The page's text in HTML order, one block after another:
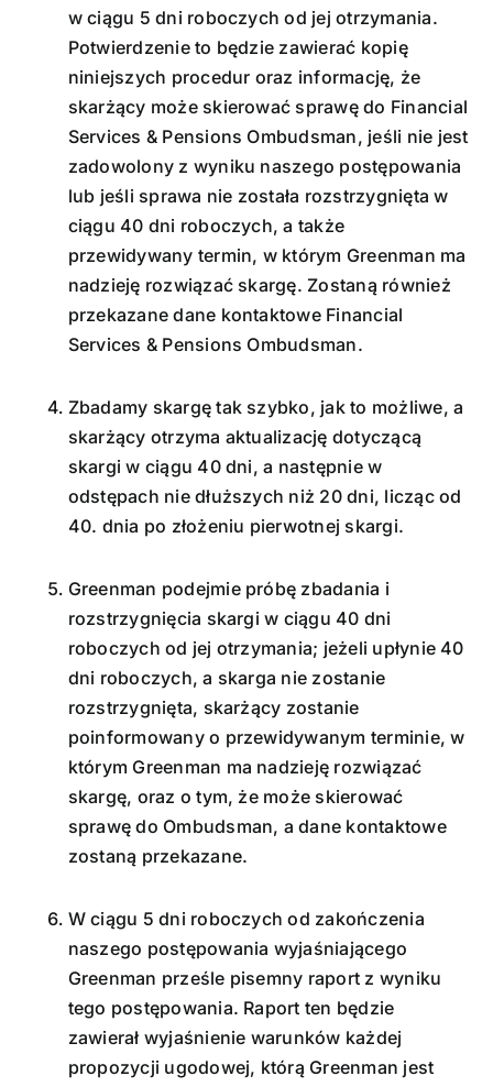
w ciągu 5 dni roboczych od jej otrzymania.
Potwierdzenie to będzie zawierać kopię
niniejszych procedur oraz informację, że
skarżący może skierować sprawę do Financial
Services & Pensions Ombudsman, jeśli nie jest
zadowolony z wyniku naszego postępowania
lub jeśli sprawa nie została rozstrzygnięta w
ciągu 40 dni roboczych, a także
przewidywany termin, w którym Greenman ma
nadzieję rozwiązać skargę. Zostaną również
przekazane dane kontaktowe Financial
Services & Pensions Ombudsman.
Zbadamy skargę tak szybko, jak to możliwe, a
skarżący otrzyma aktualizację dotyczącą
skargi w ciągu 40 dni, a następnie w
odstępach nie dłuższych niż 20 dni, licząc od
40. dnia po złożeniu pierwotnej skargi.
Greenman podejmie próbę zbadania i
rozstrzygnięcia skargi w ciągu 40 dni
roboczych od jej otrzymania; jeżeli upłynie 40
dni roboczych, a skarga nie zostanie
rozstrzygnięta, skarżący zostanie
poinformowany o przewidywanym terminie, w
którym Greenman ma nadzieję rozwiązać
skargę, oraz o tym, że może skierować
sprawę do Ombudsman, a dane kontaktowe
zostaną przekazane.
W ciągu 5 dni roboczych od zakończenia
naszego postępowania wyjaśniającego
Greenman prześle pisemny raport z wyniku
tego postępowania. Raport ten będzie
zawierał wyjaśnienie warunków każdej
propozycji ugodowej, którą Greenman jest